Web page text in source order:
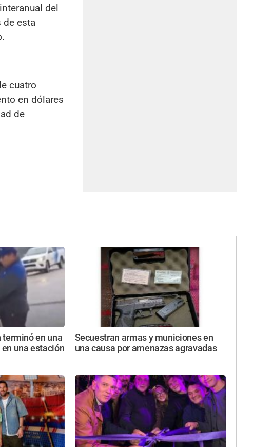
del
de esta
cuatro
en dólares
de
terminó en una
una estación
Secuestran armas y municiones en
una causa por amenazas agravadas